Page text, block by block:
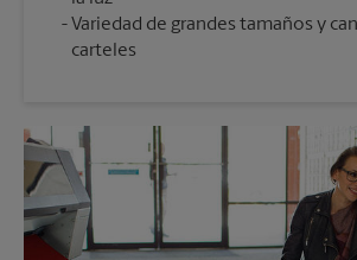
Variedad de grandes tamaños y
carteles